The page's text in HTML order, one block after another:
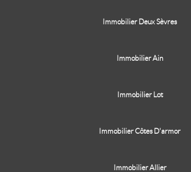
Immobilier Deux Sèvres
Immobilier Ain
Immobilier Lot
Immobilier Côtes D'armor
Immobilier Allier